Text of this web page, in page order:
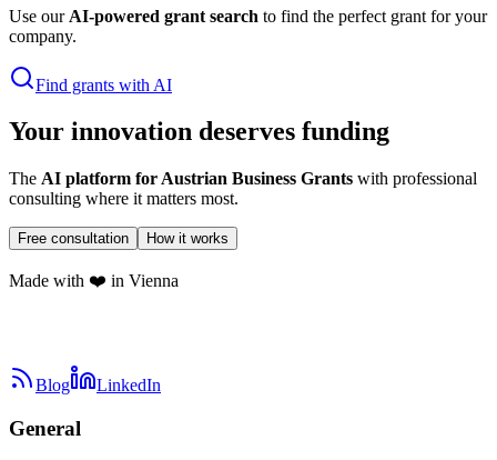
Use our AI-powered grant search to find the perfect grant for your
company.
Find grants with AI
Your innovation deserves funding
The AI platform for Austrian Business Grants with professional
consulting where it matters most.
Free consultation How it works
Made with ❤️ in Vienna
Blog LinkedIn
General